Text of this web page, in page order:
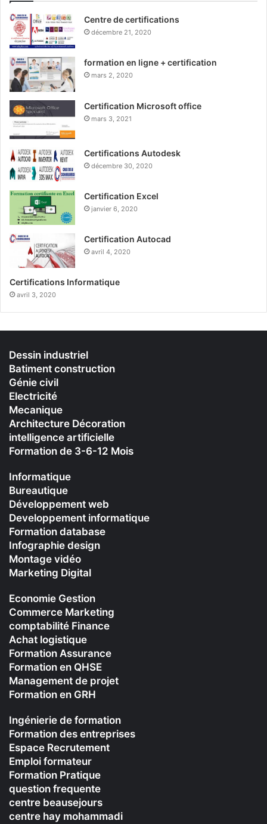
Centre de certifications
décembre 21, 2020
formation en ligne + certification
mars 2, 2020
Certification Microsoft office
mars 3, 2021
Certifications Autodesk
décembre 30, 2020
Certification Excel
janvier 6, 2020
Certification Autocad
avril 4, 2020
Certifications Informatique
avril 3, 2020
Dessin industriel
Batiment construction
Génie civil
Electricité
Mecanique
Architecture Décoration
intelligence artificielle
Formation de 3-6-12 Mois
Informatique
Bureautique
Développement web
Developpement informatique
Formation database
Infographie design
Montage vidéo
Marketing Digital
Economie Gestion
Commerce Marketing
comptabilité Finance
Achat logistique
Formation Assurance
Formation en QHSE
Management de projet
Formation en GRH
Ingénierie de formation
Formation des entreprises
Espace Recrutement
Emploi formateur
Formation Pratique
question frequente
centre beausejours
centre hay mohammadi